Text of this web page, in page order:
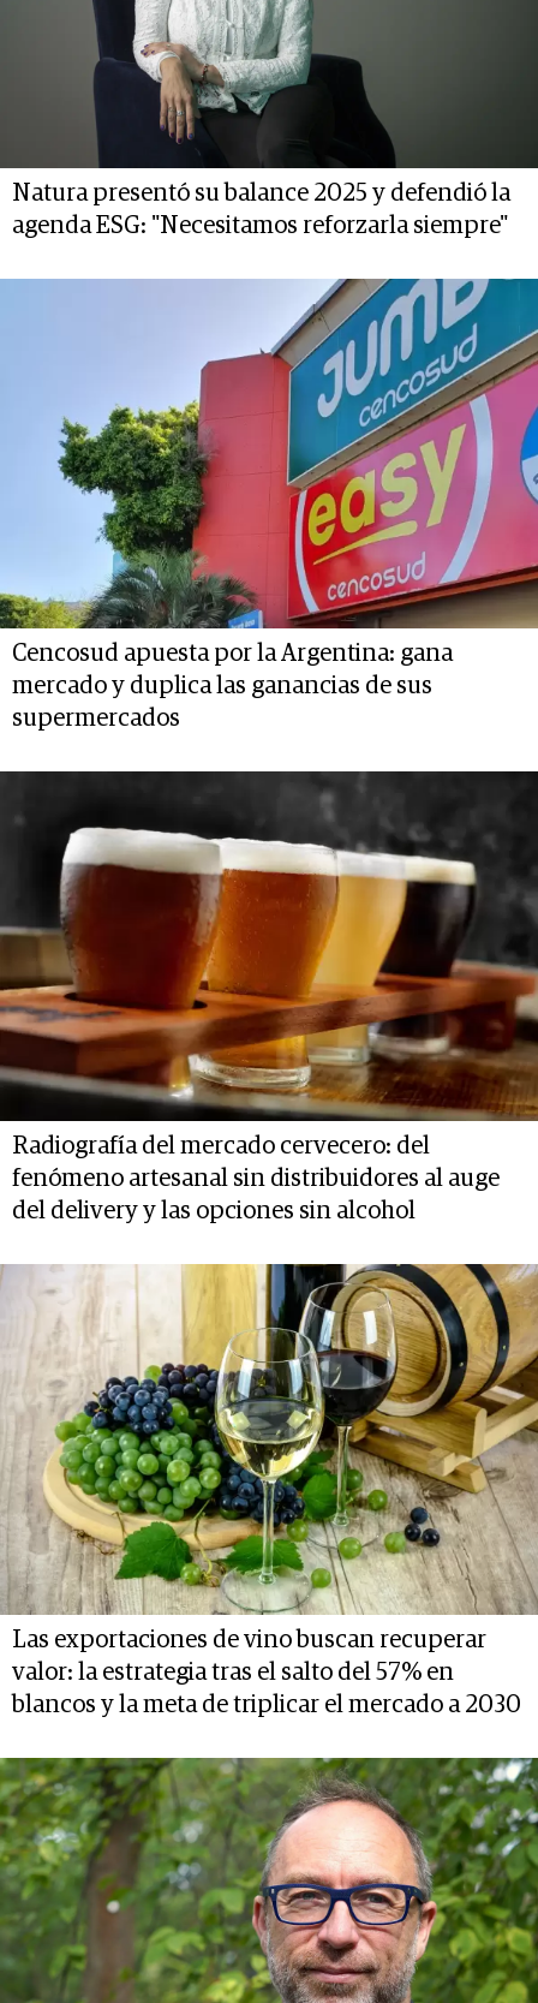
Natura presentó su balance 2025 y defendió la
agenda ESG: "Necesitamos reforzarla siempre"
Cencosud apuesta por la Argentina: gana
mercado y duplica las ganancias de sus
supermercados
Radiografía del mercado cervecero: del
fenómeno artesanal sin distribuidores al auge
del delivery y las opciones sin alcohol
Las exportaciones de vino buscan recuperar
valor: la estrategia tras el salto del 57% en
blancos y la meta de triplicar el mercado a 2030